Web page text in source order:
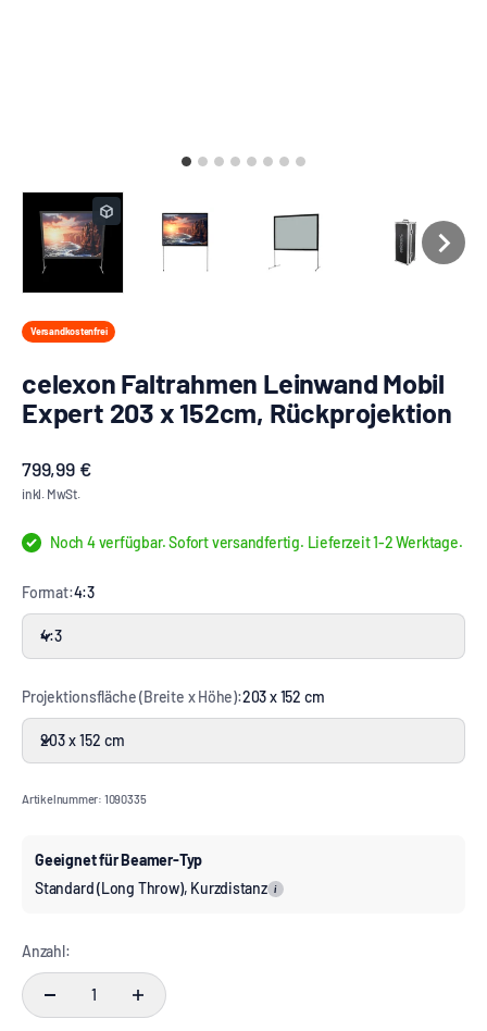
Versandkostenfrei
celexon Faltrahmen Leinwand Mobil
Expert 203 x 152cm, Rückprojektion
Angebot
799,99 €
inkl. MwSt.
Noch 4 verfügbar. Sofort versandfertig. Lieferzeit 1-2 Werktage.
Format:4:3
4:3
Projektionsfläche (Breite x Höhe):203 x 152 cm
203 x 152 cm
Artikelnummer: 1090335
Geeignet für Beamer-Typ
Standard (Long Throw), Kurzdistanz i
Anzahl: